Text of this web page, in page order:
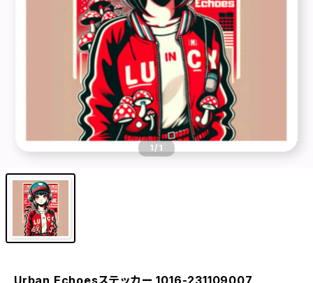
1/1
Urban Echoesステッカー 1016-231109007